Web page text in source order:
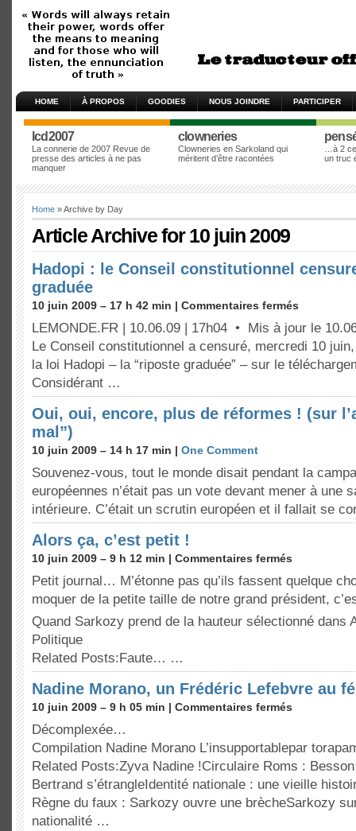
HOME À PROPOS GOODIES NOUS JOINDRE PARTICIPER
lcd2007
La connerie de 2007 Revue de
presse des articles à ne pas
manquer
clowneries
Clowneries en Sarkoland qui
méritent d’être racontées
…à 2
un truc
Home » Archive by Day
Article Archive for 10 juin 2009
Hadopi : le Conseil constitutionnel
graduée
10 juin 2009 – 17 h 42 min | Commentaires fermés
LEMONDE.FR | 10.06.09 | 17h04 • Mis à jour le
Le Conseil constitutionnel a censuré, mercredi 10
la loi Hadopi – la “riposte graduée” – sur le
Considérant …
Oui, oui, encore, plus de réformes ! (sur
mal”)
10 juin 2009 – 14 h 17 min | One Comment
Souvenez-vous, tout le monde disait pendant la
européennes n’était pas un vote devant mener à une
intérieure. C’était un scrutin européen et il fallait se
Alors ça, c’est petit !
10 juin 2009 – 9 h 12 min | Commentaires fermés
Petit journal… M’étonne pas qu’ils fassent quelque
moquer de la petite taille de notre grand président,
Quand Sarkozy prend de la hauteur sélectionné dans
Politique
Related Posts:Faute… …
Nadine Morano, un Frédéric Lefebvre au
10 juin 2009 – 9 h 05 min | Commentaires fermés
Décomplexée…
Compilation Nadine Morano L’insupportablepar
Related Posts:Zyva Nadine !Circulaire Roms :
Bertrand s’étrangleIdentité nationale : une vieille
Règne du faux : Sarkozy ouvre une brècheSarkozy
nationalité …